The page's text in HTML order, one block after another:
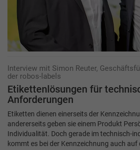
Interview mit Simon Reuter,
der robos-labels
Etikettenlösungen für
Anforderungen
Etiketten dienen einerseits der
andererseits geben sie einem Produkt
Individualität. Doch gerade im technisch-
kommt es bei der Kennzeichnung auch auf